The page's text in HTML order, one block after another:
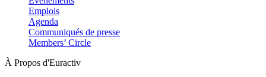
Emplois
Agenda
Communiqués de presse
Members’ Circle
À Propos d'Euractiv